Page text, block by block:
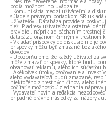
podľa možnosti ho uvádzajte.
- Komunikácia medzi užívateľmi a
súlade s právnym poriadkom SR
užívateľov . Databáza providera
tiež IP adresy užívateľov a ostatné
pravidiel, napríklad páchaním trestnej
databázu orgánom činným v trestnom
- Vkladať príspevky do diskusie nie je
príspevky môžu byť zmazané bez
dôvodov.
- Upozorňujeme, že každý užívateľ za
môže zmazať príspevky, ktoré budú
obsahovať reklamu, alebo ich súčasťou
- Akékoľvek útoky, osočovanie a
alebo vydavateľovi budú zmazané,
niektorého z trestných činov, alebo
počítať s možnosťou zjednania nápravy
- Vydavateľ novín a redakcia
prípadné právne následky za názory